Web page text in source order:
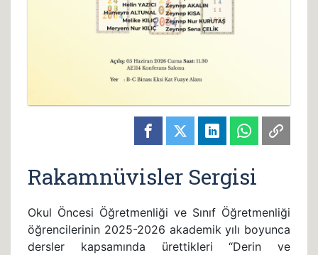
Rakamnüvisler Sergisi
Okul Öncesi Öğretmenliği ve Sınıf Öğretmenliği
öğrencilerinin 2025-2026 akademik yılı boyunca
dersler kapsamında ürettikleri “Derin ve